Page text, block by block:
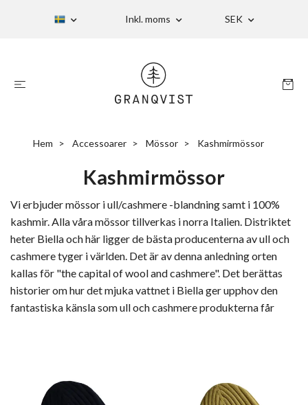
Inkl. moms SEK
Hem Accessoarer Mössor Kashmirmössor
Kashmirmössor
Vi erbjuder mössor i ull/cashmere -blandning samt i 100%
kashmir. Alla våra mössor tillverkas i norra Italien. Distriktet
heter Biella och här ligger de bästa producenterna av ull och
cashmere tyger i världen. Det är av denna anledning orten
kallas för "the capital of wool and cashmere". Det berättas
historier om hur det mjuka vattnet i Biella ger upphov den
fantastiska känsla som ull och cashmere produkterna får